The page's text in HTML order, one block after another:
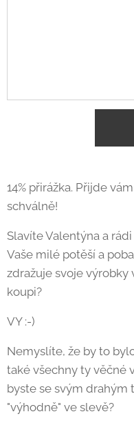
14% přirážka. Přijde
schválně!
Slavíte Valentýna a
Vaše milé potěší a
zdražuje svoje výrobky
koupi?
VY :-)
Nemyslíte, že by to
také všechny ty věčné
byste se svým drahým
"výhodně" ve slevě?